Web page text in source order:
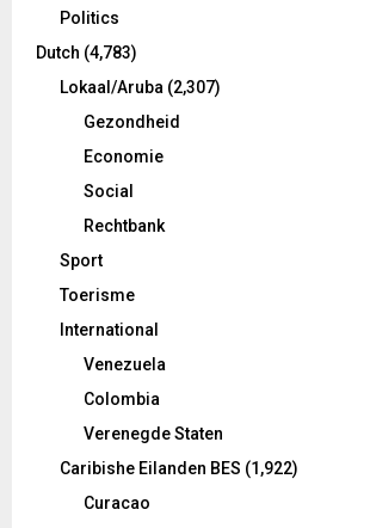
Politics
Dutch (4,783)
Lokaal/Aruba (2,307)
Gezondheid
Economie
Social
Rechtbank
Sport
Toerisme
International
Venezuela
Colombia
Verenegde Staten
Caribishe Eilanden BES (1,922)
Curacao